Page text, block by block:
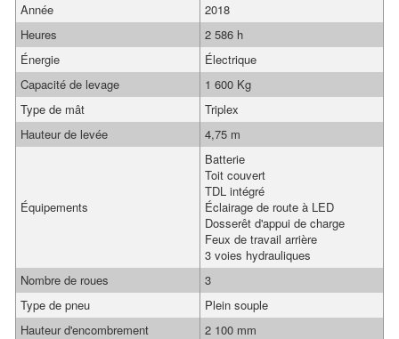
Année
2018
Heures
2 586 h
Énergie
Électrique
Capacité de levage
1 600 Kg
Type de mât
Triplex
Hauteur de levée
4,75 m
Équipements
Batterie
Toit couvert
TDL intégré
Éclairage de route à LED
Dosserêt d'appui de charge
Feux de travail arrière
3 voies hydrauliques
Nombre de roues
3
Type de pneu
Plein souple
Hauteur d'encombrement
2 100 mm